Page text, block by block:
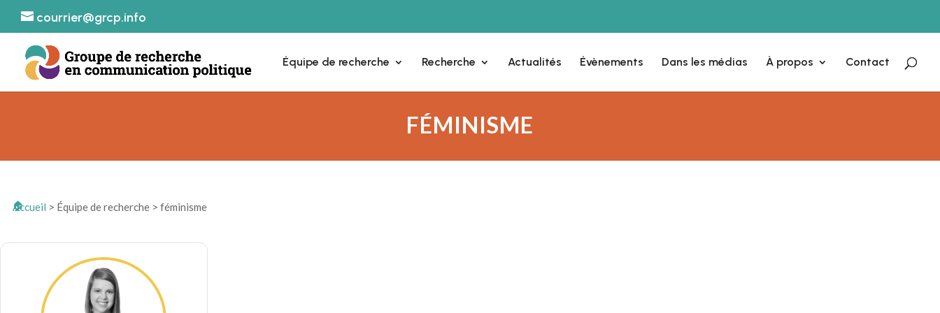
courrier@grcp.info
Équipe de recherche Recherche Actualités Évènements Dans les médias À propos Contact
FÉMINISME
Accueil > Équipe de recherche > féminisme